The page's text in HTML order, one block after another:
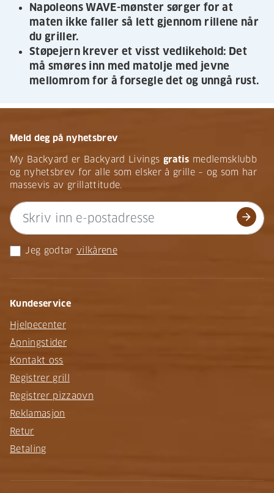
Napoleons WAVE-mønster sørger for at
maten ikke faller så lett gjennom rillene når
du griller.
Støpejern krever et visst vedlikehold: Det
må smøres inn med matolje med jevne
mellomrom for å forsegle det og unngå rust.
Meld deg på nyhetsbrev
My Backyard er Backyard Livings gratis medlemsklubb
og nyhetsbrev for alle som elsker å grille – og som har
massevis av grillattitude.
arrow_forward
Jeg godtar vilkårene
Kundeservice
Hjelpecenter
Åpningstider
Kontakt oss
Registrer grill
Registrer pizzaovn
Reklamasjon
Retur
Betaling